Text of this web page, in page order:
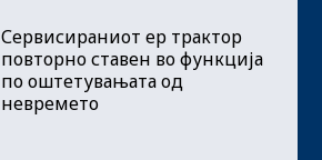
Сервисираниот ер трактор
повторно ставен во функција
по оштетувањата од
невремето